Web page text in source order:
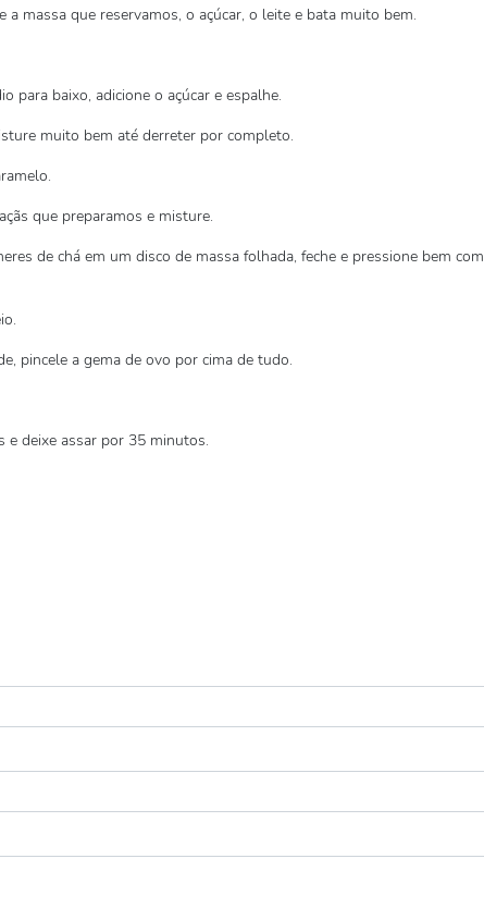
a massa que reservamos, o açúcar, o leite e bata muito bem.
para baixo, adicione o açúcar e espalhe.
muito bem até derreter por completo.
que preparamos e misture.
de chá em um disco de massa folhada, feche e pressione bem com
pincele a gema de ovo por cima de tudo.
e deixe assar por 35 minutos.